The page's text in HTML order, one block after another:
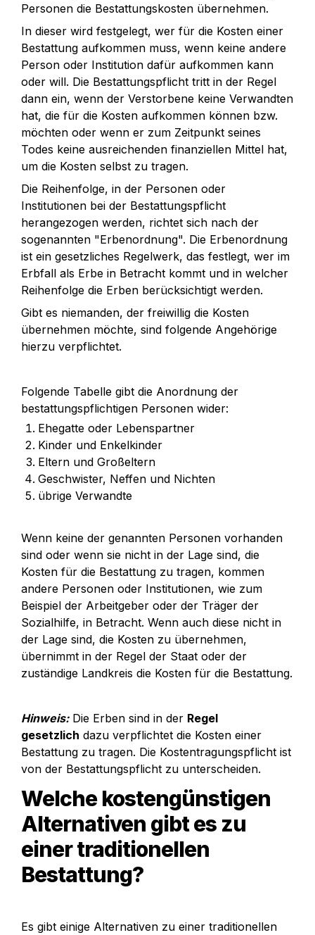
Personen die Bestattungskosten übernehmen.
In dieser wird festgelegt, wer für die Kosten einer
Bestattung aufkommen muss, wenn keine andere
Person oder Institution dafür aufkommen kann
oder will. Die Bestattungspflicht tritt in der Regel
dann ein, wenn der Verstorbene keine Verwandten
hat, die für die Kosten aufkommen können bzw.
möchten oder wenn er zum Zeitpunkt seines
Todes keine ausreichenden finanziellen Mittel hat,
um die Kosten selbst zu tragen.
Die Reihenfolge, in der Personen oder
Institutionen bei der Bestattungspflicht
herangezogen werden, richtet sich nach der
sogenannten "Erbenordnung". Die Erbenordnung
ist ein gesetzliches Regelwerk, das festlegt, wer im
Erbfall als Erbe in Betracht kommt und in welcher
Reihenfolge die Erben berücksichtigt werden.
Gibt es niemanden, der freiwillig die Kosten
übernehmen möchte, sind folgende Angehörige
hierzu verpflichtet.
Folgende Tabelle gibt die Anordnung der
bestattungspflichtigen Personen wider:
Ehegatte oder Lebenspartner
Kinder und Enkelkinder
Eltern und Großeltern
Geschwister, Neffen und Nichten
übrige Verwandte
Wenn keine der genannten Personen vorhanden
sind oder wenn sie nicht in der Lage sind, die
Kosten für die Bestattung zu tragen, kommen
andere Personen oder Institutionen, wie zum
Beispiel der Arbeitgeber oder der Träger der
Sozialhilfe, in Betracht. Wenn auch diese nicht in
der Lage sind, die Kosten zu übernehmen,
übernimmt in der Regel der Staat oder der
zuständige Landkreis die Kosten für die Bestattung.
Hinweis: Die Erben sind in der Regel
gesetzlich dazu verpflichtet die Kosten einer
Bestattung zu tragen. Die Kostentragungspflicht ist
von der Bestattungspflicht zu unterscheiden.
Welche kostengünstigen
Alternativen gibt es zu
einer traditionellen
Bestattung?
Es gibt einige Alternativen zu einer traditionellen